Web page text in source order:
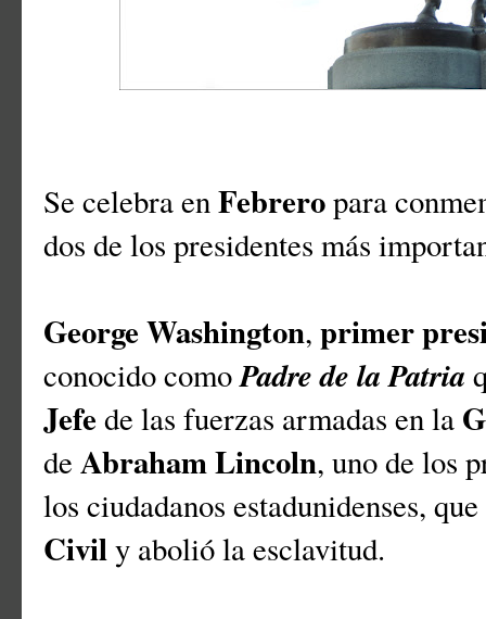
Se celebra enFebreropara
dos de los presidentes más
George Washington, primer
conocido comoPadre de la Patria
Jefe de las fuerzas armadas en la
de Abraham Lincoln, uno de los
los ciudadanos estadunidenses,
Civily abolió la esclavitud.